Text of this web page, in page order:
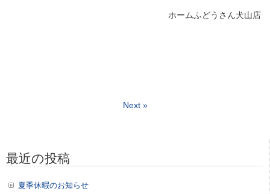
ホームふどうさん犬山店
Next »
最近の投稿
夏季休暇のお知らせ